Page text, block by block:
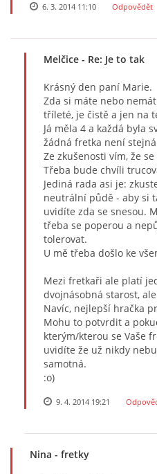
6. 3. 2014 11:10 Odpovědět
Melčice - Re: Je to tak
Krásný den paní Marie.
Zda si máte nebo
tříleté, je čistě a jen na
Já měla 4 a každá byla
žádná fretka není
Ze zkušenosti vím, že
Třeba bude chvíli
Jediná rada asi je:
neutrální půdě - aby si
uvidíte zda se snesou.
třeba se poperou a
tolerovat.
U mě třeba došlo ke
Mezi fretkaři ale platí
dvojnásobná starost,
Navíc, nejlepší hračka
Mohu to potvrdit a
kterým/kterou se Vaše
uvidíte že už nikdy
samotná.
:o)
9. 4. 2014 19:21
Nina - fretky